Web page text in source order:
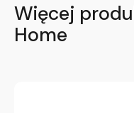
Więcej
Home